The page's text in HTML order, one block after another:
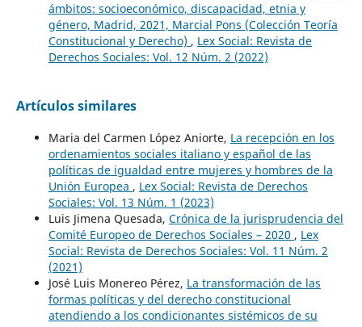
ámbitos: socioeconómico, discapacidad, etnia y
género, Madrid, 2021, Marcial Pons (Colección Teoría
Constitucional y Derecho) , Lex Social: Revista de
Derechos Sociales: Vol. 12 Núm. 2 (2022)
Artículos similares
Maria del Carmen López Aniorte, La recepción en los
ordenamientos sociales italiano y español de las
políticas de igualdad entre mujeres y hombres de la
Unión Europea , Lex Social: Revista de Derechos
Sociales: Vol. 13 Núm. 1 (2023)
Luis Jimena Quesada, Crónica de la jurisprudencia del
Comité Europeo de Derechos Sociales – 2020 , Lex
Social: Revista de Derechos Sociales: Vol. 11 Núm. 2
(2021)
José Luis Monereo Pérez, La transformación de las
formas políticas y del derecho constitucional
atendiendo a los condicionantes sistémicos de su